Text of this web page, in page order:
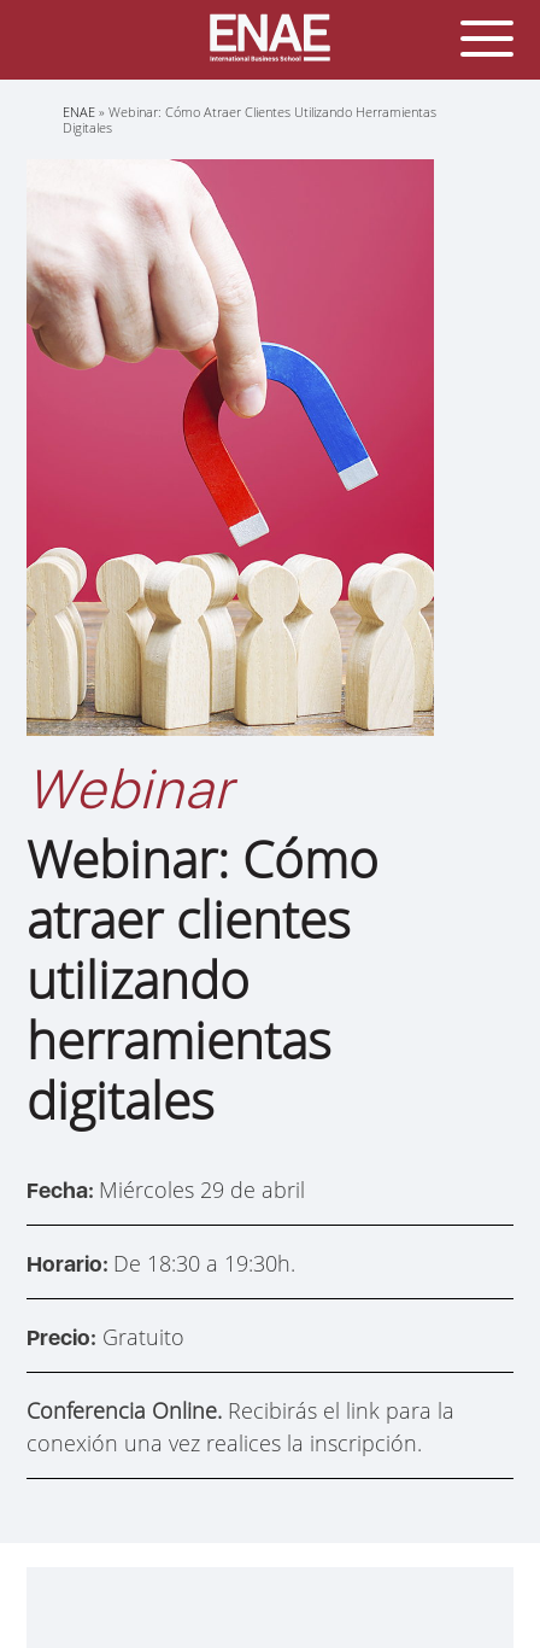
Sobrescribir
enlaces
de
ENAE
Webinar: Cómo Atraer Clientes Utilizando Herramientas
Digitales
Webinar
Webinar: Cómo
atraer clientes
utilizando
herramientas
digitales
Fecha: Miércoles 29 de abril
Horario: De 18:30 a 19:30h.
Precio: Gratuito
Conferencia Online. Recibirás el link para la
conexión una vez realices la inscripción.